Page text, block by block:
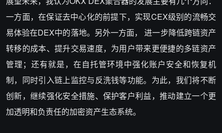
一方面，在保证去中心化的前提下，实现CEX级别的流畅交
易体验在DEX中的落地。另外一方面， 进一步降低跨链资产
转移的成本、提升交易速度，为用户带来更便捷的多链资产
管理；还有就是，在自托管环境中强化账户安全和恢复机
制，同时引入链上监控与反洗钱等功能。为此，我们将不断
创新，继续强化安全措施、保护客户利益，推动建立一个更
加透明和负责任的加密资产生态系统。